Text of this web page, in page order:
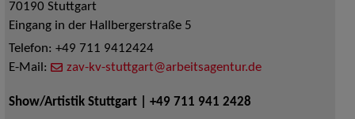
70190 Stuttgart
Eingang in der Hallbergerstraße 5
Telefon: +49 711 9412424
E-Mail:
zav-kv-stuttgart@arbeitsagentur.de
Show/Artistik Stuttgart | +49 711 941 2428